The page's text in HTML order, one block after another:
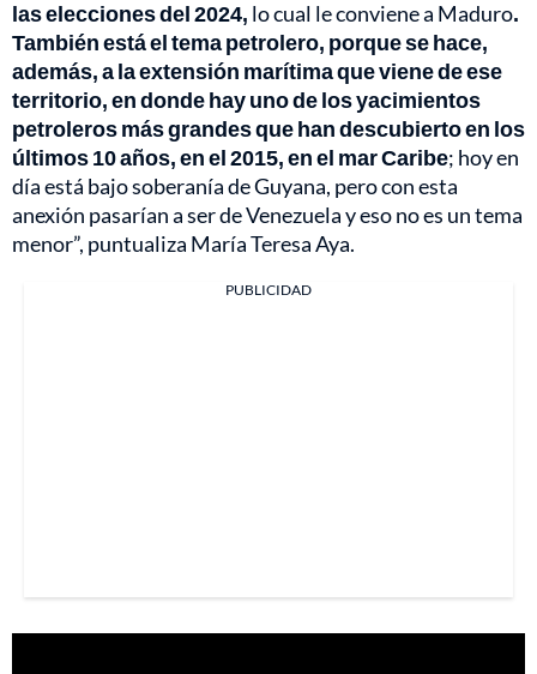
las elecciones del 2024, lo cual le conviene a Maduro.
También está el tema petrolero, porque se hace,
además, a la extensión marítima que viene de ese
territorio, en donde hay uno de los yacimientos
petroleros más grandes que han descubierto en los
últimos 10 años, en el 2015, en el mar Caribe; hoy en
día está bajo soberanía de Guyana, pero con esta
anexión pasarían a ser de Venezuela y eso no es un tema
menor”, puntualiza María Teresa Aya.
PUBLICIDAD